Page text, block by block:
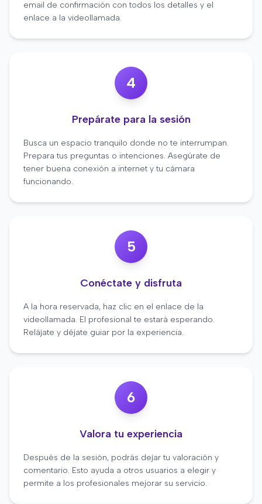
email de confirmación con todos los detalles y el
enlace a la videollamada.
4
Prepárate para la sesión
Busca un espacio tranquilo donde no te interrumpan.
Prepara tus preguntas o intenciones. Asegúrate de
tener buena conexión a internet y tu cámara
funcionando.
5
Conéctate y disfruta
A la hora reservada, haz clic en el enlace de la
videollamada. El profesional te estará esperando.
Relájate y déjate guiar por la experiencia.
6
Valora tu experiencia
Después de la sesión, podrás dejar tu valoración y
comentario. Esto ayuda a otros usuarios a elegir y
permite a los profesionales mejorar su servicio.